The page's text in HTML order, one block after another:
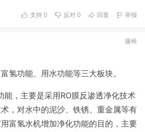
支持 0 反对 0 回复 举报
藤椅
氢功能、用水功能等三大板块。
能，主要是采用RO膜反渗透净化技术
，对水中的泥沙、铁锈、重金属等有
富氢水机增加净化功能的目的，主要